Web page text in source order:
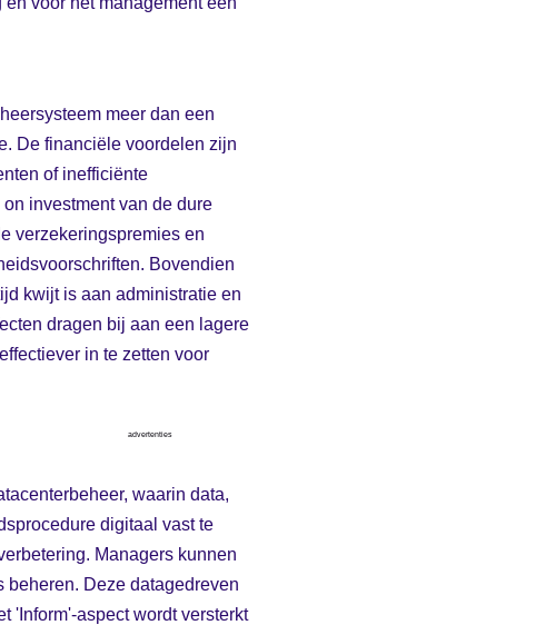
meer dan een
De financiële voordelen zijn
of inefficiënte
investment van de dure
verzekeringspremies en
Bovendien
kwijt is aan administratie en
dragen bij aan een lagere
in te zetten voor
advertenties
waarin data,
digitaal vast te
Managers kunnen
beheren. Deze datagedreven
'Inform'-aspect wordt versterkt